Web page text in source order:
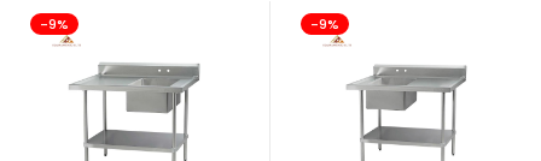
-9% -9%